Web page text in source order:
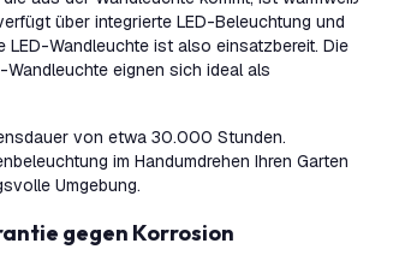
über integrierte LED-Beleuchtung und
LED-Wandleuchte ist also einsatzbereit. Die
eignen sich ideal als
von etwa 30.000 Stunden.
im Handumdrehen Ihren Garten
Umgebung.
gegen Korrosion